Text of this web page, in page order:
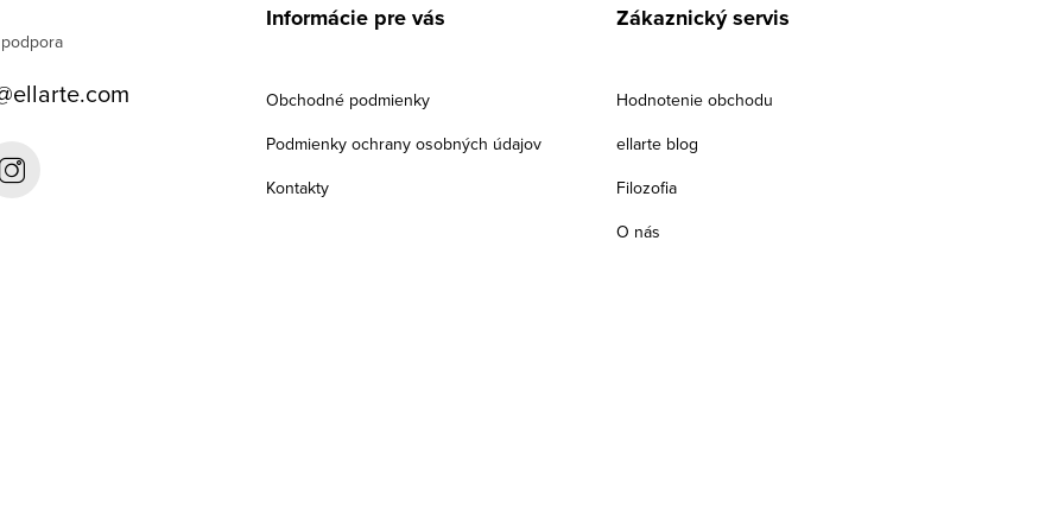
ellarte.com
Informácie pre vás
Obchodné podmienky
Podmienky ochrany osobných údajov
Kontakty
Zákaznický servis
Hodnotenie obchodu
ellarte blog
Filozofia
O nás